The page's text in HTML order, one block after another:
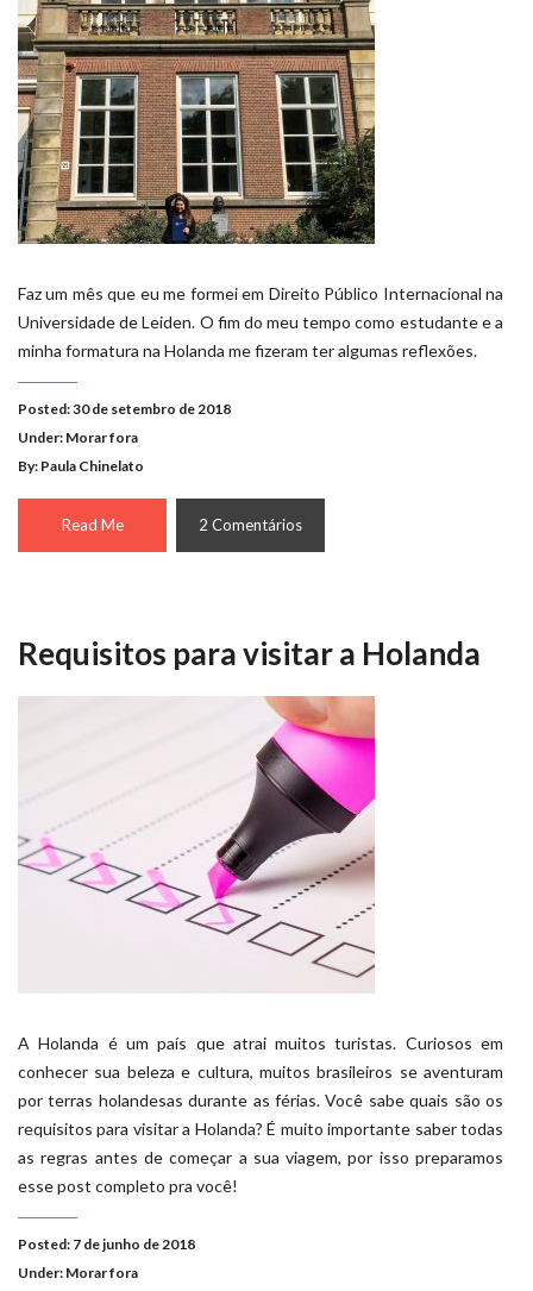
Faz um mês que eu me formei em Direito Público Internacional na
Universidade de Leiden. O fim do meu tempo como estudante e a
minha formatura na Holanda me fizeram ter algumas reflexões.
Posted: 30 de setembro de 2018
Under: Morar fora
By: Paula Chinelato
Read Me 2 Comentários
Requisitos para visitar a Holanda
A Holanda é um país que atrai muitos turistas. Curiosos em
conhecer sua beleza e cultura, muitos brasileiros se aventuram
por terras holandesas durante as férias. Você sabe quais são os
requisitos para visitar a Holanda? É muito importante saber todas
as regras antes de começar a sua viagem, por isso preparamos
esse post completo pra você!
Posted: 7 de junho de 2018
Under: Morar fora